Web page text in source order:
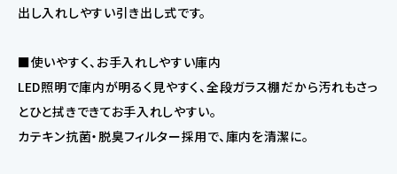
出し入れしやすい引き出し式です。
■使いやすく、お手入れしやすい庫内
LED照明で庫内が明るく見やすく、全段ガラス棚だから汚れもさっ
とひと拭きできてお手入れしやすい。
カテキン抗菌・脱臭フィルター採用で、庫内を清潔に。